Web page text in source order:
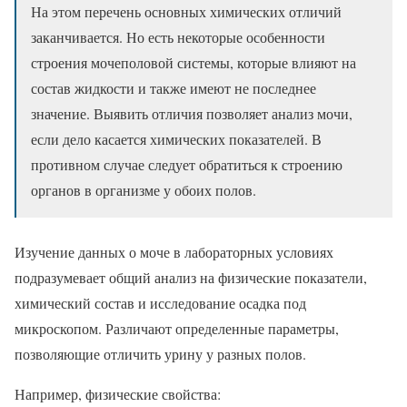
На этом перечень основных химических отличий
заканчивается. Но есть некоторые особенности
строения мочеполовой системы, которые влияют на
состав жидкости и также имеют не последнее
значение. Выявить отличия позволяет анализ мочи,
если дело касается химических показателей. В
противном случае следует обратиться к строению
органов в организме у обоих полов.
Изучение данных о моче в лабораторных условиях
подразумевает общий анализ на физические показатели,
химический состав и исследование осадка под
микроскопом. Различают определенные параметры,
позволяющие отличить урину у разных полов.
Например, физические свойства: